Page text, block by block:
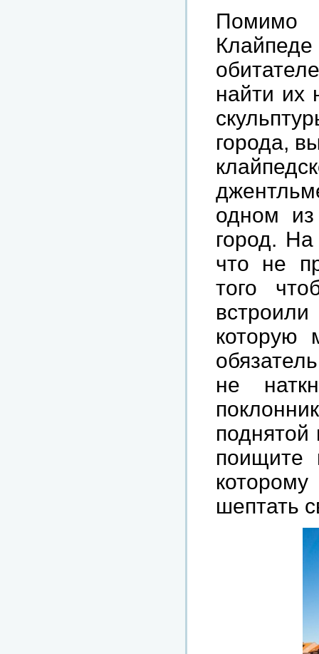
Помимо
найти их
города,
одном
город.
что не
того
которую
не
поищите
шептать